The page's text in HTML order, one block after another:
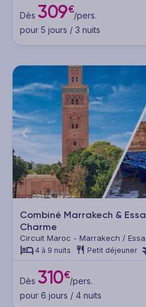
Dès 309€/pers.
pour 5 jours / 3 nuits
Combiné Marrakech &
Charme
Circuit Maroc - Marrakech /
4 à 9 nuits Petit déjeuner
Dès 310€/pers.
pour 6 jours / 4 nuits